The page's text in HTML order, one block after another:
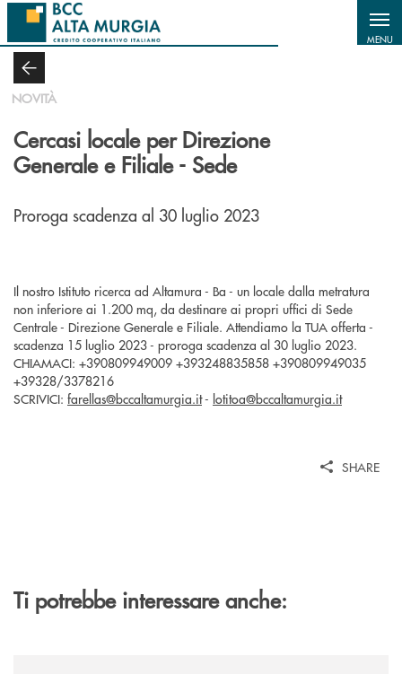
Salta al contenuto principale
MENU
NOVITÀ
Cercasi locale per Direzione
Generale e Filiale - Sede
Proroga scadenza al 30 luglio 2023
Il nostro Istituto ricerca ad Altamura - Ba - un locale dalla metratura
non inferiore ai 1.200 mq, da destinare ai propri uffici di Sede
Centrale - Direzione Generale e Filiale. Attendiamo la TUA offerta -
scadenza 15 luglio 2023 - proroga scadenza al 30 luglio 2023.
CHIAMACI: +390809949009 +393248835858 +390809949035
+39328/3378216
SCRIVICI: farellas@bccaltamurgia.it- lotitoa@bccaltamurgia.it
SHARE
Ti potrebbe interessare anche: